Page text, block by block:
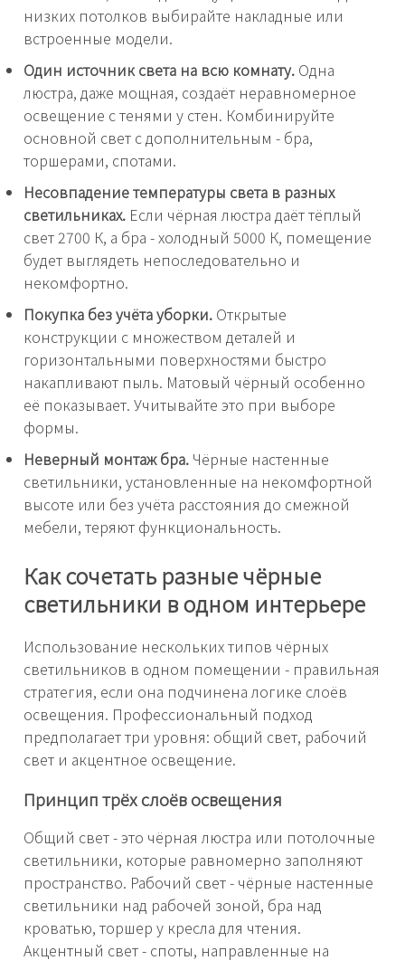
низких потолков выбирайте накладные или
встроенные модели.
Один источник света на всю комнату. Одна
люстра, даже мощная, создаёт неравномерное
освещение с тенями у стен. Комбинируйте
основной свет с дополнительным - бра,
торшерами, спотами.
Несовпадение температуры света в разных
светильниках. Если чёрная люстра даёт тёплый
свет 2700 К, а бра - холодный 5000 К, помещение
будет выглядеть непоследовательно и
некомфортно.
Покупка без учёта уборки. Открытые
конструкции с множеством деталей и
горизонтальными поверхностями быстро
накапливают пыль. Матовый чёрный особенно
её показывает. Учитывайте это при выборе
формы.
Неверный монтаж бра. Чёрные настенные
светильники, установленные на некомфортной
высоте или без учёта расстояния до смежной
мебели, теряют функциональность.
Как сочетать разные чёрные
светильники в одном интерьере
Использование нескольких типов чёрных
светильников в одном помещении - правильная
стратегия, если она подчинена логике слоёв
освещения. Профессиональный подход
предполагает три уровня: общий свет, рабочий
свет и акцентное освещение.
Принцип трёх слоёв освещения
Общий свет - это чёрная люстра или потолочные
светильники, которые равномерно заполняют
пространство. Рабочий свет - чёрные настенные
светильники над рабочей зоной, бра над
кроватью, торшер у кресла для чтения.
Акцентный свет - споты, направленные на